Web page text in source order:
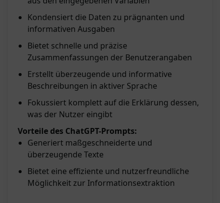
Kondensiert die Daten zu prägnanten und
informativen Ausgaben
Bietet schnelle und präzise
Zusammenfassungen der Benutzerangaben
Erstellt überzeugende und informative
Beschreibungen in aktiver Sprache
Fokussiert komplett auf die Erklärung dessen,
was der Nutzer eingibt
Vorteile des ChatGPT-Prompts:
Generiert maßgeschneiderte und
überzeugende Texte
Bietet eine effiziente und nutzerfreundliche
Möglichkeit zur Informationsextraktion